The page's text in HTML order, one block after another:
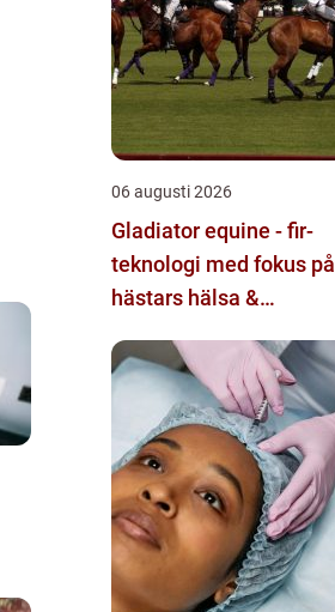
06 augusti 2026
Gladiator equine - fir-
teknologi med fokus på
hästars hälsa &